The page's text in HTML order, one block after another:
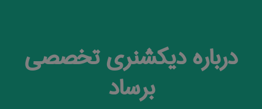
درباره دیکشنری تخصصی
برساد